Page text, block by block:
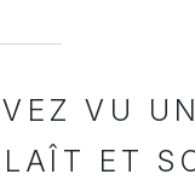
VU
ET